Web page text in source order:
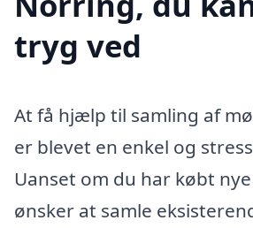
tryg ved
At få hjælp til samling af
er blevet en enkel og
Uanset om du har købt
ønsker at samle